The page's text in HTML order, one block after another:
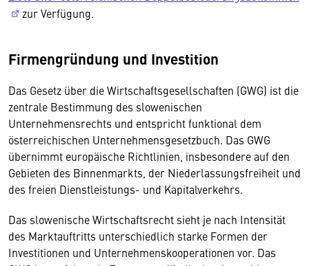
zur Verfügung.
Firmengründung und Investition
Das Gesetz über die Wirtschaftsgesellschaften (GWG) ist die
zentrale Bestimmung des slowenischen
Unternehmensrechts und entspricht funktional dem
österreichischen Unternehmensgesetzbuch. Das GWG
übernimmt europäische Richtlinien, insbesondere auf den
Gebieten des Binnenmarkts, der Niederlassungsfreiheit und
des freien Dienstleistungs- und Kapitalverkehrs.
Das slowenische Wirtschaftsrecht sieht je nach Intensität
des Marktauftritts unterschiedlich starke Formen der
Investitionen und Unternehmenskooperationen vor. Das